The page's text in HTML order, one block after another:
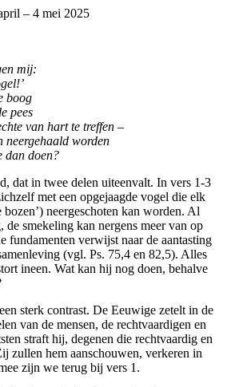
– 4 mei 2025
mij:
boog
pees
van hart te treffen –
neergehaald worden
dan doen?
dat in twee delen uiteenvalt. In vers 1-3
met een opgejaagde vogel die elk
neergeschoten kan worden. Al
smekeling kan nergens meer van op
fundamenten verwijst naar de aantasting
(vgl. Ps. 75,4 en 82,5). Alles
ineen. Wat kan hij nog doen, behalve
sterk contrast. De Eeuwige zetelt in de
van de mensen, de rechtvaardigen en
straft hij, degenen die rechtvaardig en
zullen hem aanschouwen, verkeren in
zijn we terug bij vers 1.